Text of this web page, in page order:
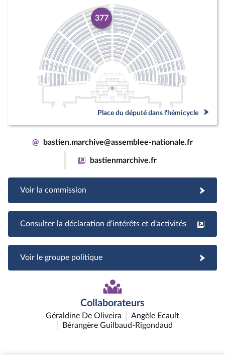
377
Place du député dans l'hémicycle
@ bastien.marchive@assemblee-nationale.fr
bastienmarchive.fr
Voir la commission
Consulter la déclaration d'intérêts et d'activités
Voir le groupe politique
Collaborateurs
Géraldine De Oliveira
Angèle Ecault
Bérangère Guilbaud-Rigondaud